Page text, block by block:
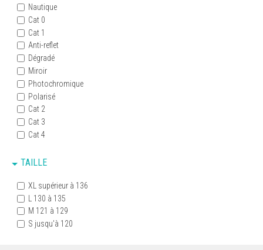
Nautique
Cat 0
Cat 1
Anti-reflet
Dégradé
Miroir
Photochromique
Polarisé
Cat 2
Cat 3
Cat 4
TAILLE
XL supérieur à 136
L 130 à 135
M 121 à 129
S jusqu'à 120